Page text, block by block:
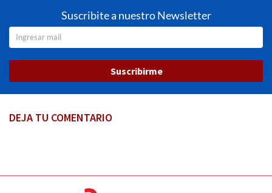
Suscribite a nuestro Newsletter
Suscribirme
DEJA TU COMENTARIO